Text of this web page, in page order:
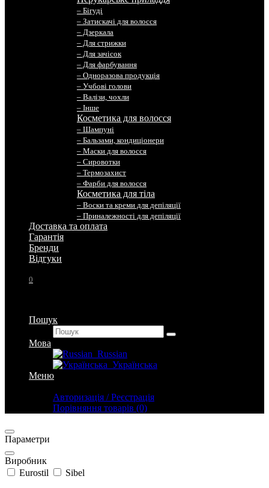
– Бігуді
– Затискачі для волосся
– Дзеркала
– Для стрижки
– Для зачісок
– Для фарбування
– Одноразова продукція
– Учбові голови
– Валізи, чохли
– Інше
Косметика для волосся
– Шампуні
– Бальзами, кондиціонери
– Маски для волосся
– Сировотки
– Термозахист
– Фарби для волосся
Косметика для тіла
– Воски та креми для депіляції
– Приналежності для депіляції
Доставка та оплата
Гарантія
Бренди
Вiдгуки
0
Пошук
Мова
Russian
Українська
Меню
Авторизація / Реєстрація
Порівняння товарів (0)
Параметри
Виробник
Eurostil
Sibel